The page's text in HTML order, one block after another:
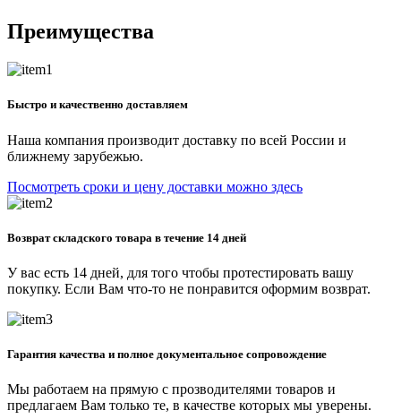
Преимущества
Быстро и качественно доставляем
Наша компания производит доставку по всей России и
ближнему зарубежью.
Посмотреть сроки и цену доставки можно здесь
Возврат складского товара в течение 14 дней
У вас есть 14 дней, для того чтобы протестировать вашу
покупку. Если Вам что-то не понравится оформим возврат.
Гарантия качества и полное документальное сопровождение
Мы работаем на прямую с прозводителями товаров и
предлагаем Вам только те, в качестве которых мы уверены.